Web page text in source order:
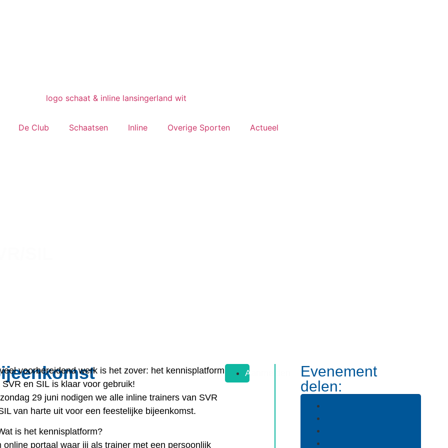
De Club Schaatsen Inline Overige Sporten Actueel
voorbereidend werk is het zover: het kennisplatform
SVR en SILis klaar voor gebruik!
zondag 29 juni nodigen we alle inline trainers van SVR
van harte uit voor een feestelijke bijeenkomst.
is het kennisplatform?
online portaal waar jij als trainer met een persoonlijk
Aanmelden
Evenement
delen: